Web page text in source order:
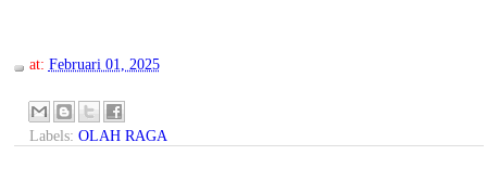
at: Februari 01, 2025
Labels: OLAH RAGA